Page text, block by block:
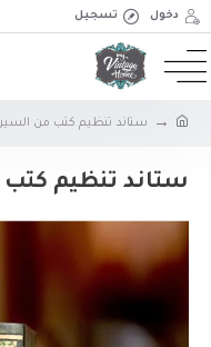
دخول تسجيل
ستاند تنظيم كتب من
ستاند تنظيم